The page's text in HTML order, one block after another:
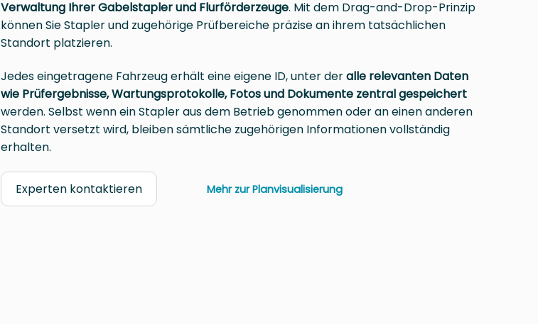
Verwaltung Ihrer Gabelstapler und Flurförderzeuge. Mit dem Drag-and-Drop-Prinzip
können Sie Stapler und zugehörige Prüfbereiche präzise an ihrem tatsächlichen
Standort platzieren.
Jedes eingetragene Fahrzeug erhält eine eigene ID, unter deralle relevanten Daten
wie Prüfergebnisse, Wartungsprotokolle, Fotos und Dokumente zentral gespeichert
werden. Selbst wenn ein Stapler aus dem Betrieb genommen oder an einen anderen
Standort versetzt wird, bleiben sämtliche zugehörigen Informationen vollständig
erhalten.
Experten kontaktieren Mehr zur Planvisualisierung